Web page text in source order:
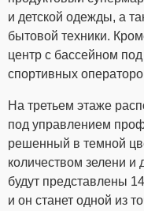
и детской одежды, а
бытовой техники.
центр с бассейном
спортивных
На третьем этаже
под управлением
решенный в темной
количеством зелени и
будут представлены
и он станет одной из